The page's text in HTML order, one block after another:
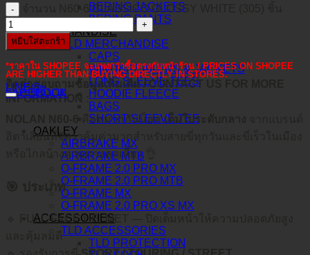
BERING JACKETS
BERING PANTS
MERCHANDISE
TLD MERCHANDISE
CAPS
WINDBREAKERS & JACKETS
LONG SLEEVE TEES
HOODIE FLEECE
BAGS
SHORT SLEEVE TEE
OAKLEY
AIRBRAKE MX
AIRBRAKE MTB
O-FRAME 2.0 PRO MX
O-FRAME 2.0 PRO MTB
O-FRAME MX
O-FRAME 2.0 PRO XS MX
ACCESSORIES
TLD ACCESSORIES
TLD PROTECTION
จำนวน N60-6 CLASSICO GLOSSY WHITE (305) ชิ้น
หยิบใส่ตะกร้า
*ราคาใน SHOPEE จะแพงกว่าซื้อตรงกับหน้าร้าน / PRICES ON SHOPEE
ARE HIGHER THAN BUYING DIRECTLY IN STORES.
ติดต่อสอบถามข้อมูลเพิ่มเติม / CONTACT US FOR MORE
INFORMATION :
LINE@
FACEBOOK
คำอธิบาย
คือหมวกกันน็อคเต็มใบระดับกลาง
อิตาเลียนที่จัดว่าคุ้มค่ามากสำหรับสายขี่ทุกวันและขี่เร็วในเมือง
หรือไกลบ้างตามทางคดเคี้ยว 👌
🎯 ประเภท
🔹 FULL-FACE HELMET — ปิดเต็มหน้าให้ความปลอดภัยสูง
และคุ้มลมดี